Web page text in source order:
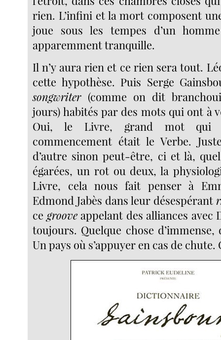
rien. L’infini et la mort composent
joue sous les tempes d’un
apparemment tranquille.
Il n’y aura rien et ce rien sera tout.
cette hypothèse. Puis Serge
songwriter(comme on dit
jours) habités par des mots qui ont à
Oui, le Livre, grand mot qui
commencement était le Verbe.
d’autre sinon peut-être, ci et là,
égarées, un rot ou deux, la
Livre, cela nous fait penser à
Edmond Jabès dans leur désespérant
ce grooveappelant des alliances avec
toujours. Quelque chose d’immense,
Un pays où s’appuyer en cas de